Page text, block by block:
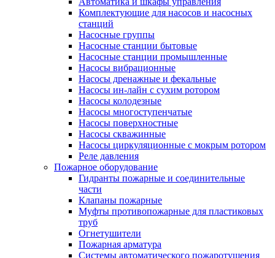
Комплектующие для насосов и насосных
станций
Насосные группы
Насосные станции бытовые
Насосные станции промышленные
Насосы вибрационные
Насосы дренажные и фекальные
Насосы ин-лайн с сухим ротором
Насосы колодезные
Насосы многоступенчатые
Насосы поверхностные
Насосы скважинные
Насосы циркуляционные с мокрым ротором
Реле давления
Пожарное оборудование
Гидранты пожарные и соединительные
части
Клапаны пожарные
Муфты противопожарные для пластиковых
труб
Огнетушители
Пожарная арматура
Системы автоматического пожаротушения